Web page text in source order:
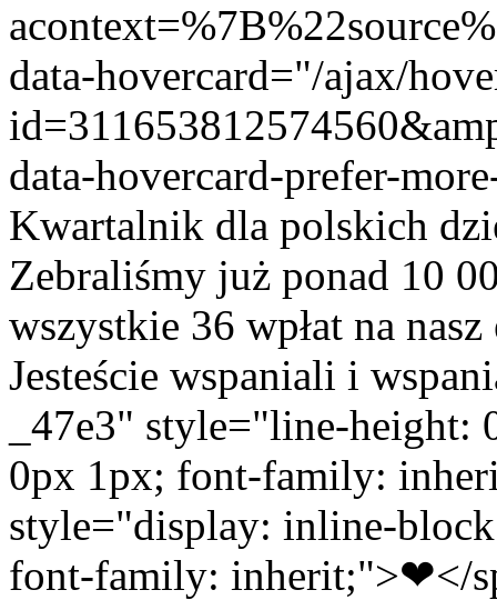
data-hovercard="/ajax/
data-hovercard-prefer-
Kwartalnik dla polskich
Zebraliśmy już ponad 10
wszystkie 36 wpłat na
Jesteście wspaniali i
_47e3" style="line-
0px 1px; font-family:
style="display: inline-
font-family: inherit;">❤</